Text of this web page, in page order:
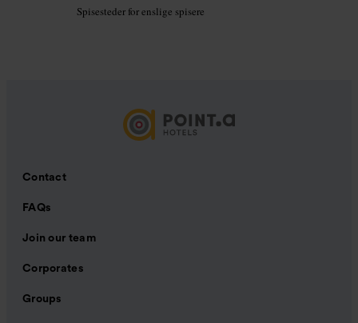
Spisesteder for enslige spisere
Contact
FAQs
Join our team
Corporates
Groups